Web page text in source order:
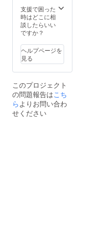
時】
【18時
～20
時】
～21
【19時
～21
時】 ※
お届け
希望日
時に添
えない
しとな
りま
す。輪
島港で
された
魚介を1
枚1枚丁
寧に日
し、素
材の旨
味を濃
縮させ
しま
す。 ・
『漁師
飯居酒
GOEN
』、姉
妹店
『加能
SHION
』にて
ご利用
いただ
けま
用いた
だけま
せん。
※新型コ
イルス
の影響
により
休業が
合もご
ざいま
すの
で、ご
利用店
願い申
し上げ
ます。
※他のお
ご予約
の都合
によ
り、希
お席を
ご用意
出来な
い場合
もござ
支援で困った
時はどこに相
談したらいい
ですか？
ヘルプページを
見る
このプロジェクト
の問題報告はこち
ら よりお問い合わ
せください